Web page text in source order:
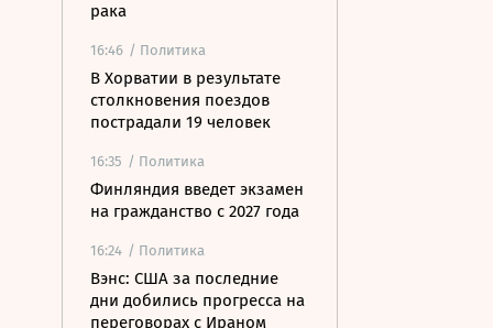
рака
16:46 / Политика
В Хорватии в результате
столкновения поездов
пострадали 19 человек
16:35 / Политика
Финляндия введет экзамен
на гражданство с 2027 года
16:24 / Политика
Вэнс: США за последние
дни добились прогресса на
переговорах с Ираном